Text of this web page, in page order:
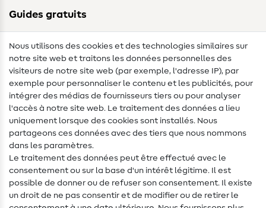
Guides gratuits
Lexique de couture
Tutos de couture
Aide & contact
Contact
Changement de propriétaire
FAQ
Droit de rétractation
Nous utilisons des cookies et des technologies similaires sur
notre site web et traitons les données personnelles des
visiteurs de notre site web (par exemple, l'adresse IP), par
exemple pour personnaliser le contenu et les publicités, pour
intégrer des médias de fournisseurs tiers ou pour analyser
l'accès à notre site web. Le traitement des données a lieu
uniquement lorsque des cookies sont installés. Nous
partageons ces données avec des tiers que nous nommons
dans les paramètres.
Le traitement des données peut être effectué avec le
consentement ou sur la base d'un intérêt légitime. Il est
possible de donner ou de refuser son consentement. Il existe
un droit de ne pas consentir et de modifier ou de retirer le